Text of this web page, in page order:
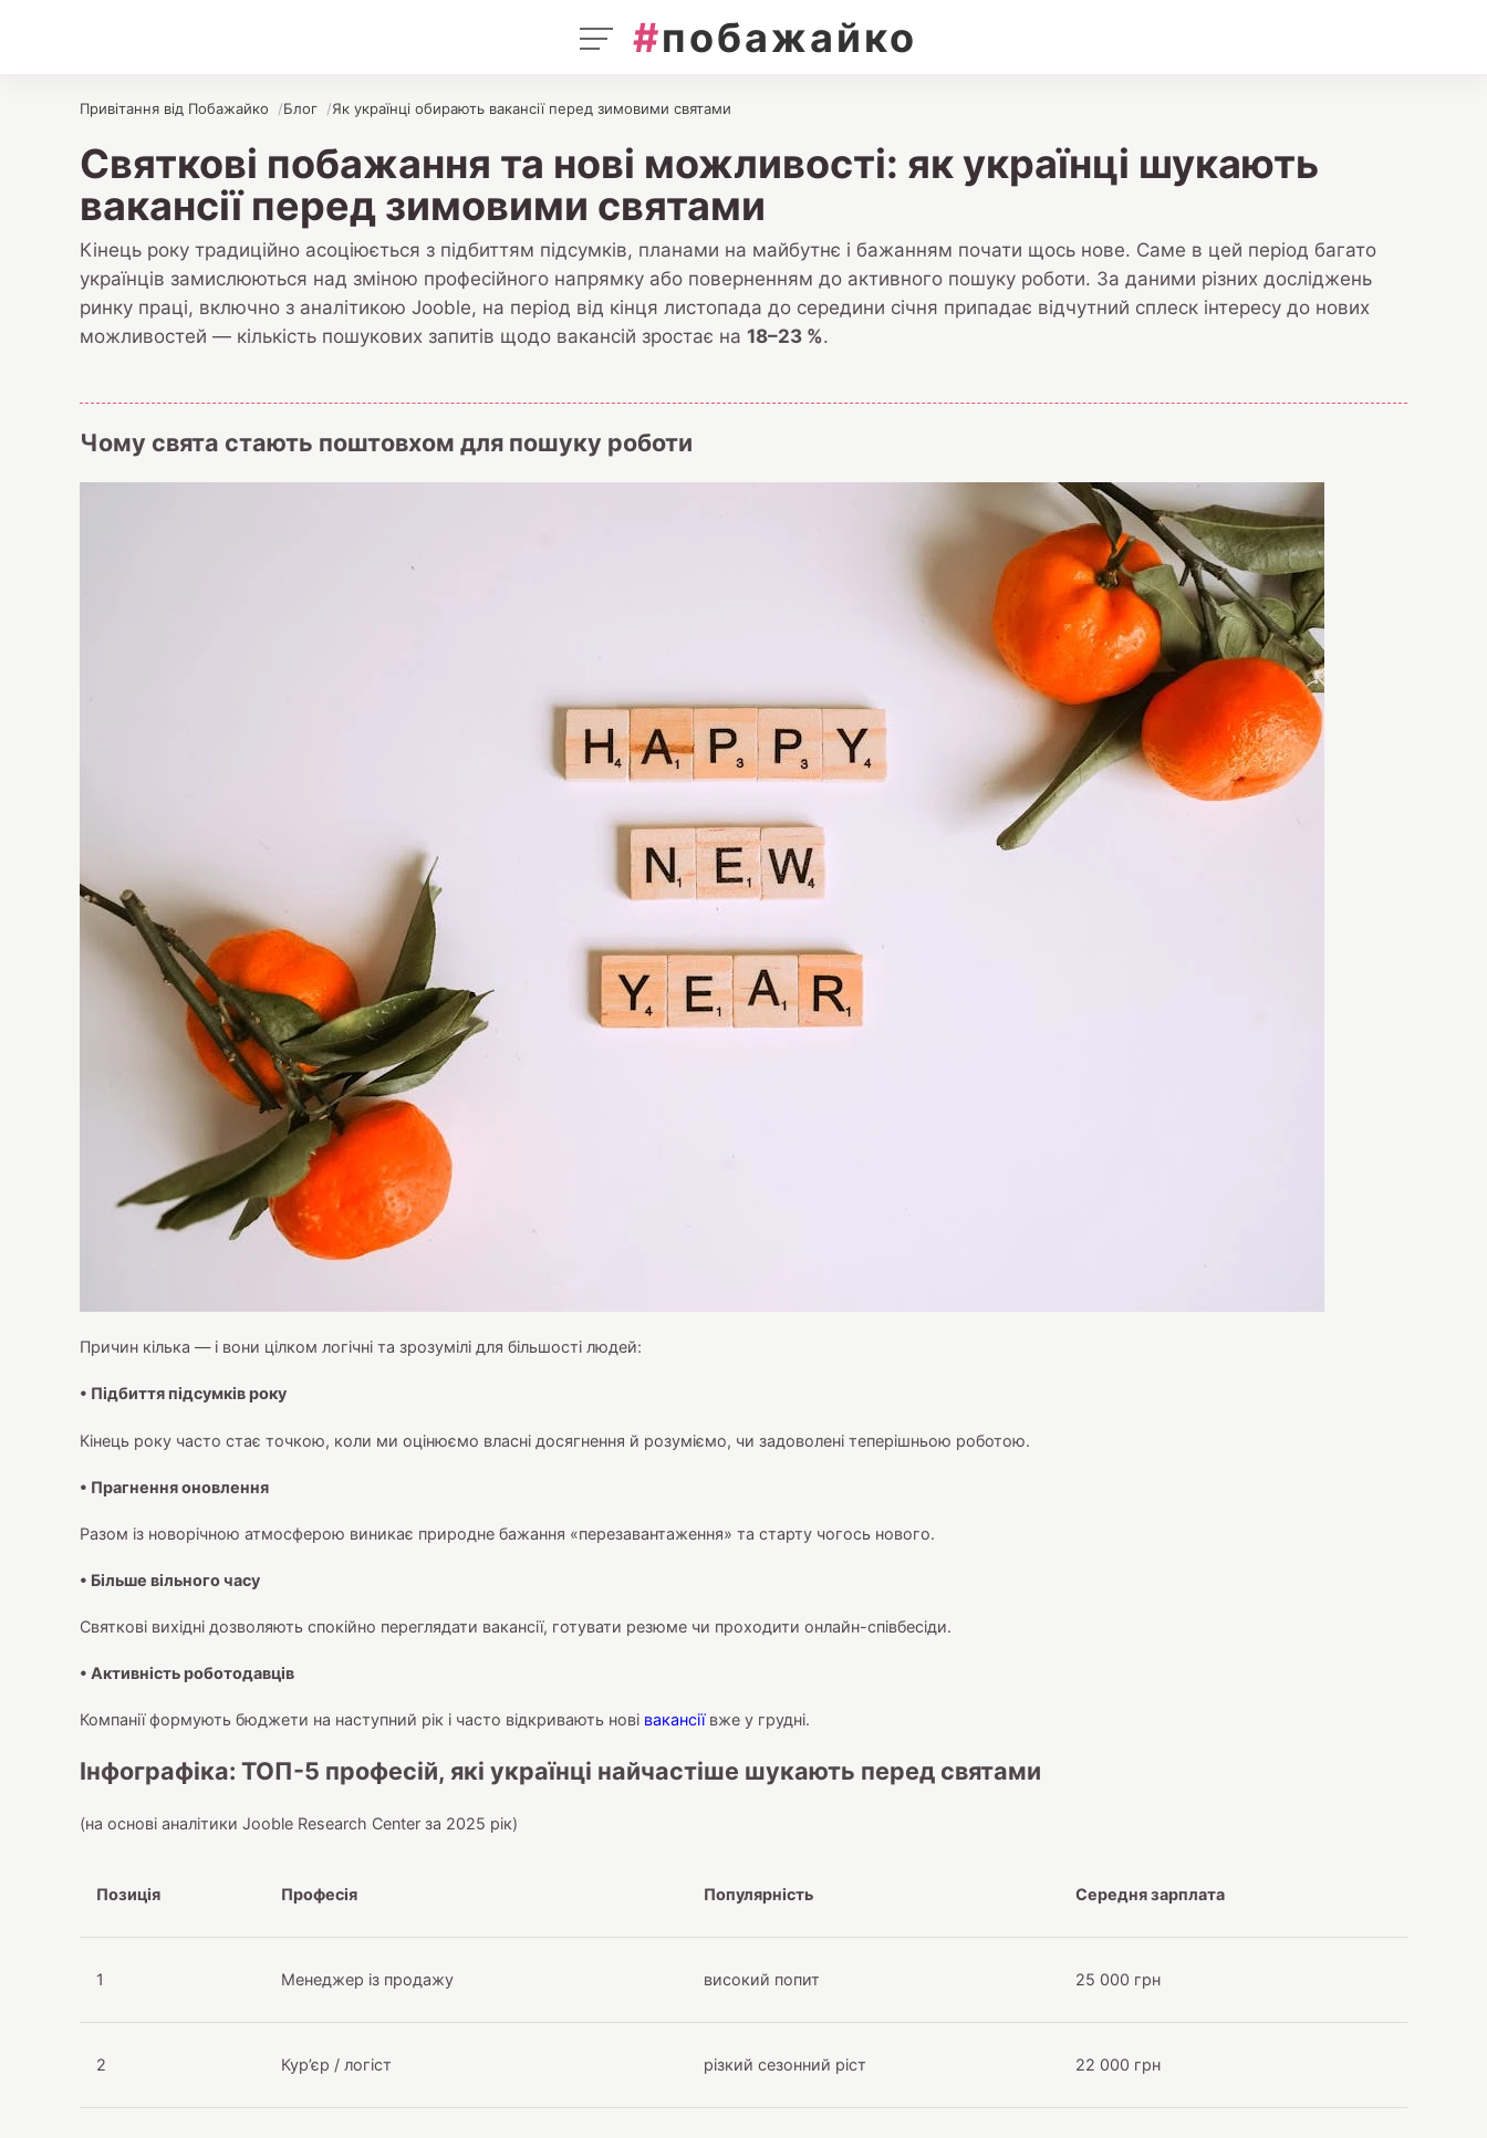
#побажайко
Привітання від Побажайко Блог Як українці обирають вакансії перед зимовими святами
Святкові побажання та нові можливості: як українці шукають
вакансії перед зимовими святами
Кінець року традиційно асоціюється з підбиттям підсумків, планами на майбутнє і бажанням почати щось нове. Саме в цей період багато
українців замислюються над зміною професійного напрямку або поверненням до активного пошуку роботи. За даними різних досліджень
ринку праці, включно з аналітикою Jooble, на період від кінця листопада до середини січня припадає відчутний сплеск інтересу до нових
можливостей — кількість пошукових запитів щодо вакансій зростає на 18–23 %.
Чому свята стають поштовхом для пошуку роботи
Причин кілька — і вони цілком логічні та зрозумілі для більшості людей:
• Підбиття підсумків року
Кінець року часто стає точкою, коли ми оцінюємо власні досягнення й розуміємо, чи задоволені теперішньою роботою.
• Прагнення оновлення
Разом із новорічною атмосферою виникає природне бажання «перезавантаження» та старту чогось нового.
• Більше вільного часу
Святкові вихідні дозволяють спокійно переглядати вакансії, готувати резюме чи проходити онлайн-співбесіди.
• Активність роботодавців
Компанії формують бюджети на наступний рік і часто відкривають нові вакансіївже у грудні.
Інфографіка: ТОП-5 професій, які українці найчастіше шукають перед святами
(на основі аналітики Jooble Research Center за 2025 рік)
Позиція Професія Популярність Середня зарплата
1 Менеджер із продажу високий попит 25 000 грн
2 Кур’єр / логіст різкий сезонний ріст 22 000 грн